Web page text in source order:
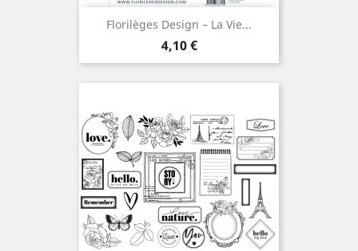
Florilèges Design – La Vie...
Prix
4,10 €